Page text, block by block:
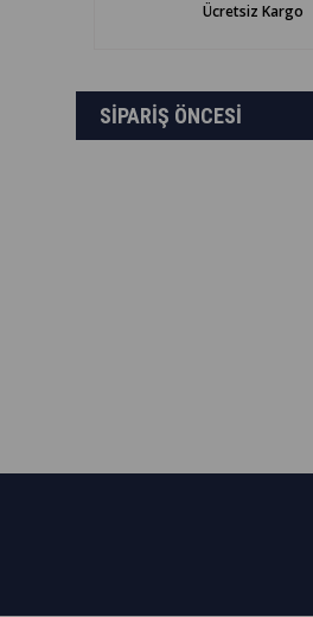
Ücretsiz Kargo
SİPARİŞ ÖNCESİ